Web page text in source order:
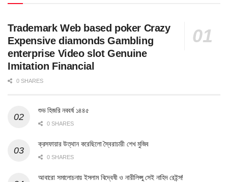
Trademark Web based poker Crazy
Expensive diamonds Gambling
enterprise Video slot Genuine
Imitation Financial
0 SHARES
শুভ হিজরি নববর্ষ ১৪৪৫
0 SHARES
ক্রসফায়ার উত্থান করেছিলো স্বৈরাচারী শেখ মুজিব
0 SHARES
আবারো সমালোচনায় ইসলাম বিদ্বেষী ও নারীলিপ্সু সেই নাহিদ রেইন্স!